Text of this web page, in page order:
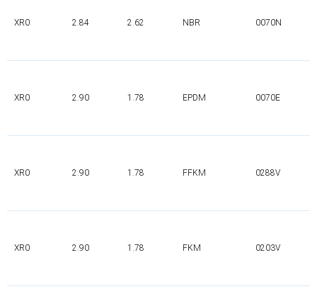
XR0 2.84 2.62 NBR 0070N
XR0 2.90 1.78 EPDM 0070E
XR0 2.90 1.78 FFKM 0288V
XR0 2.90 1.78 FKM 0203V